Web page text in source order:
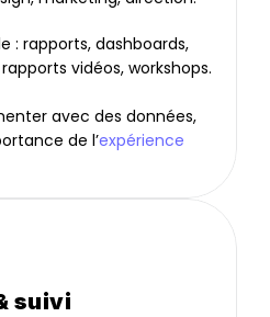
: rapports, dashboards,
vidéos, workshops.
avec des données,
de l’expérience
suivi